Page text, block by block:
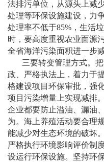
法排污单位，从源头上减
处理等环保设施建设，力
处理率不低于85% ，生活
时，要高度重视农业面源
全省海洋污染面积进一步
三要转变管理方式。
政、严格执法上，着力于
格建设项目环保审批，强
项目污染增量上实现减排
企业都要防止溢油、漏油
为。海上养殖活动要合理
能减少对生态环境的破坏
严格执行环境影响评价制
设运行环保设施。坚持环